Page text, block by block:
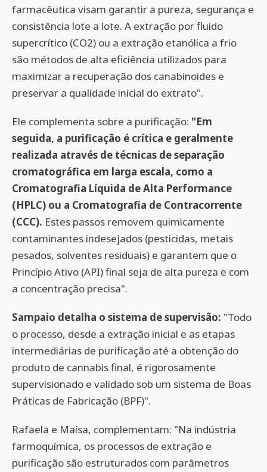
farmacêutica visam garantir a pureza, segurança e
consistência lote a lote. A extração por fluido
supercrítico (CO2) ou a extração etanólica a frio
são métodos de alta eficiência utilizados para
maximizar a recuperação dos canabinoides e
preservar a qualidade inicial do extrato".
Ele complementa sobre a purificação: "Em
seguida, a purificação é crítica e geralmente
realizada através de técnicas de separação
cromatográfica em larga escala, como a
Cromatografia Líquida de Alta Performance
(HPLC) ou a Cromatografia de Contracorrente
(CCC). Estes passos removem quimicamente
contaminantes indesejados (pesticidas, metais
pesados, solventes residuais) e garantem que o
Princípio Ativo (API) final seja de alta pureza e com
a concentração precisa".
Sampaio detalha o sistema de supervisão: "Todo
o processo, desde a extração inicial e as etapas
intermediárias de purificação até a obtenção do
produto de cannabis final, é rigorosamente
supervisionado e validado sob um sistema de Boas
Práticas de Fabricação (BPF)".
Rafaela e Maísa, complementam: "Na indústria
farmoquímica, os processos de extração e
purificação são estruturados com parâmetros